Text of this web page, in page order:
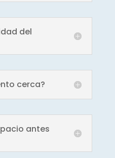
del
cerca?
antes